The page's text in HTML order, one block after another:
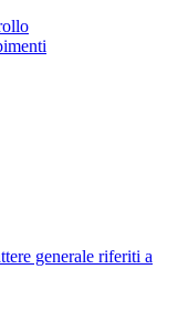
generale riferiti a